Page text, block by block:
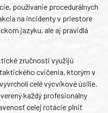
používanie procedurálnych
na incidenty v priestore
jazyku, ale aj pravidlá
zručnosti využijú
cvičenia, ktorým v
celé výcvikové úsilie.
každý profesionálny
celej rotácie plniť